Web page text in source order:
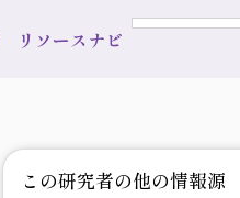
リソースナビ
この研究者の他の情報源